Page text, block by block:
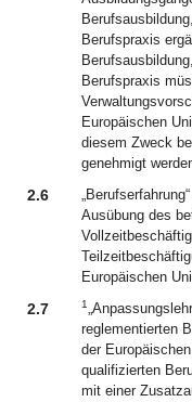
Berufspraxis
Berufspraxis
Europäischen
diesem Zweck
genehmigt
2.6
Ausübung des
Europäischen
2.7 1
reglementierten
der
qualifizierten
mit einer